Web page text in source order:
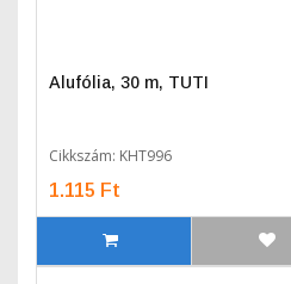
Alufólia, 30 m, TUTI
Cikkszám: KHT996
1.115 Ft